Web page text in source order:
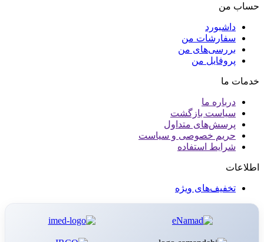
حساب من
داشبورد
سفارشات من
بررسی‌های من
پروفایل من
خدمات ما
درباره ما
سیاست بازگشت
پرسش‌های متداول
حریم خصوصی و سیاست
شرایط استفاده
اطلاعات
تخفیف‌های ویژه